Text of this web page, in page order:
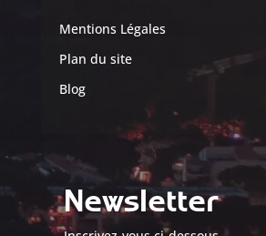
Mentions Légales
Plan du site
Blog
Newsletter